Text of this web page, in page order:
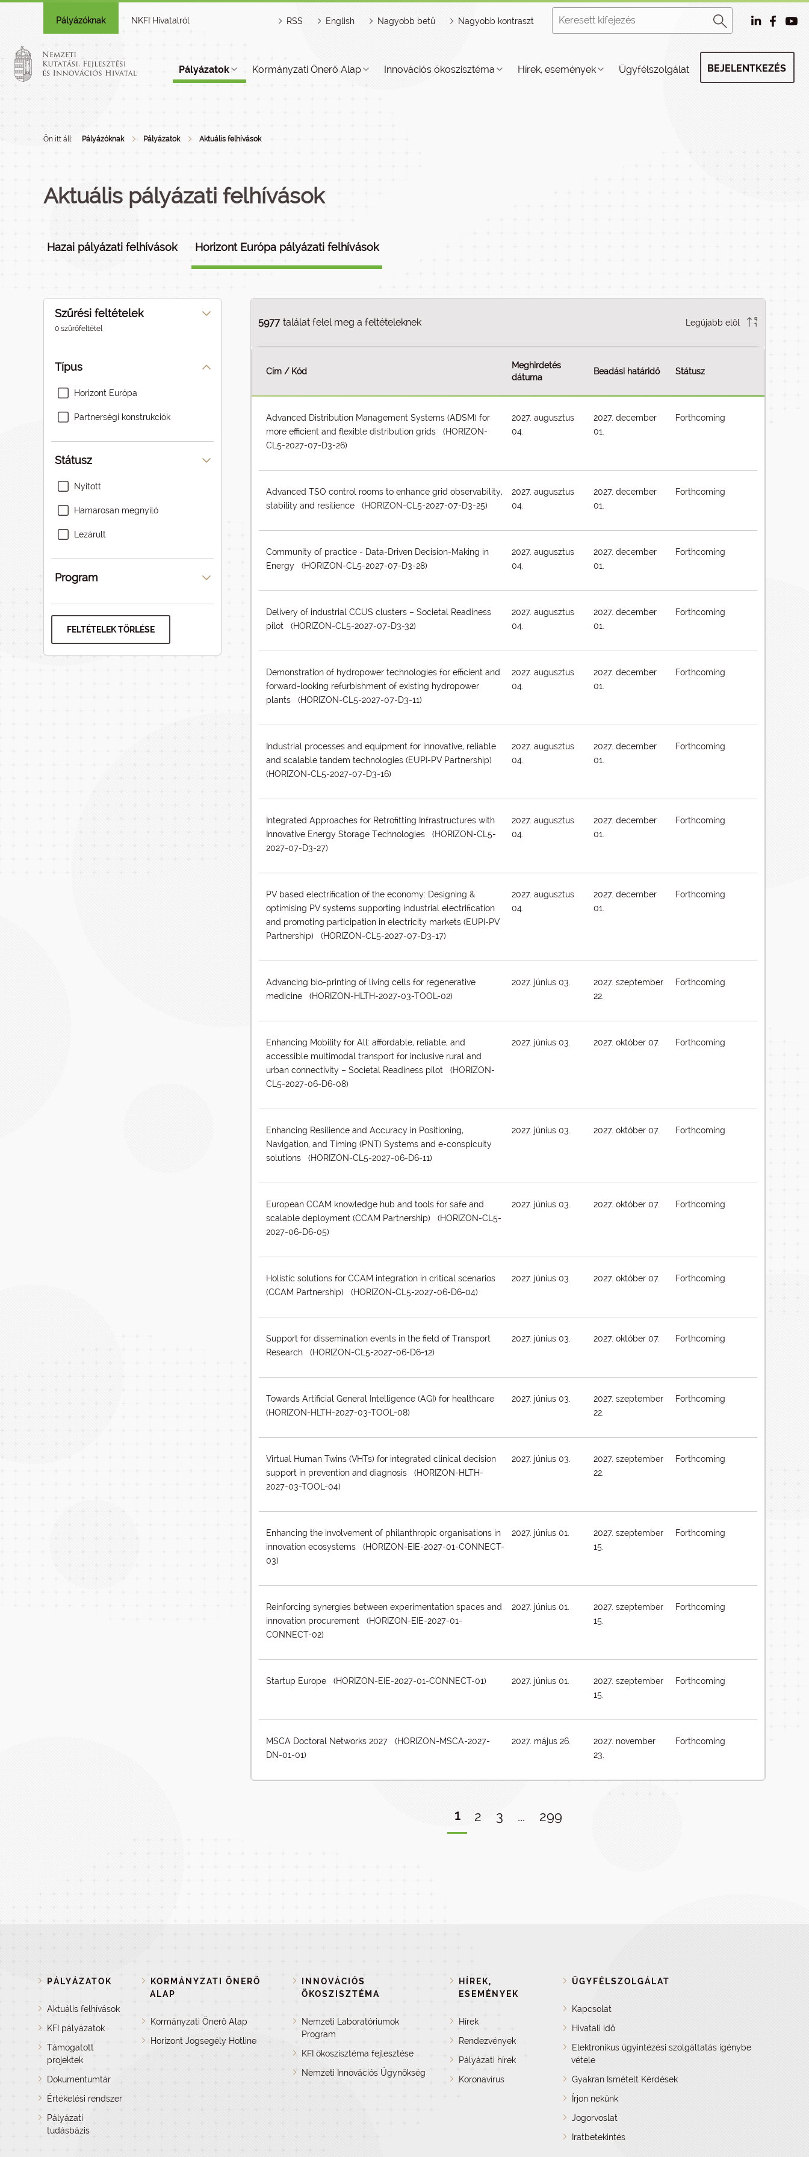
Pályázóknak NKFI Hivatalról RSS English Nagyobb betű Nagyobb kontraszt
Pályázatok Kormányzati Önerő Alap Innovációs ökoszisztéma Hírek, események Ügyfélszolgálat BEJELENTKEZÉS
Ön itt áll: Pályázóknak Pályázatok Aktuális felhívások
Aktuális pályázati felhívások
Hazai pályázati felhívások Horizont Európa pályázati felhívások
Szűrési feltételek
0 szűrőfeltétel
Típus
Horizont Európa
Partnerségi konstrukciók
Státusz
Nyitott
Hamarosan megnyíló
Lezárult
Program
FELTÉTELEK TÖRLÉSE
5977 találat felel meg a feltételeknek Legújabb elől
Cím / Kód
Meghirdetés
dátuma
Beadási határidő Státusz
Advanced Distribution Management Systems (ADSM) for
more efficient and flexible distribution grids (HORIZON-
CL5-2027-07-D3-26)
2027. augusztus
04.
2027. december
01.
Forthcoming
Advanced TSO control rooms to enhance grid observability,
stability and resilience (HORIZON-CL5-2027-07-D3-25)
2027. augusztus
04.
2027. december
01.
Forthcoming
Community of practice - Data-Driven Decision-Making in
Energy (HORIZON-CL5-2027-07-D3-28)
2027. augusztus
04.
2027. december
01.
Forthcoming
Delivery of industrial CCUS clusters – Societal Readiness
pilot (HORIZON-CL5-2027-07-D3-32)
2027. augusztus
04.
2027. december
01.
Forthcoming
Demonstration of hydropower technologies for efficient and
forward-looking refurbishment of existing hydropower
plants (HORIZON-CL5-2027-07-D3-11)
2027. augusztus
04.
2027. december
01.
Forthcoming
Industrial processes and equipment for innovative, reliable
and scalable tandem technologies (EUPI-PV Partnership)
(HORIZON-CL5-2027-07-D3-16)
2027. augusztus
04.
2027. december
01.
Forthcoming
Integrated Approaches for Retrofitting Infrastructures with
Innovative Energy Storage Technologies (HORIZON-CL5-
2027-07-D3-27)
2027. augusztus
04.
2027. december
01.
Forthcoming
PV based electrification of the economy: Designing &
optimising PV systems supporting industrial electrification
and promoting participation in electricity markets (EUPI-PV
Partnership) (HORIZON-CL5-2027-07-D3-17)
2027. augusztus
04.
2027. december
01.
Forthcoming
Advancing bio-printing of living cells for regenerative
medicine (HORIZON-HLTH-2027-03-TOOL-02)
2027. június 03.
2027. szeptember
22.
Forthcoming
Enhancing Mobility for All: affordable, reliable, and
accessible multimodal transport for inclusive rural and
urban connectivity – Societal Readiness pilot (HORIZON-
CL5-2027-06-D6-08)
2027. június 03. 2027. október 07. Forthcoming
Enhancing Resilience and Accuracy in Positioning,
Navigation, and Timing (PNT) Systems and e-conspicuity
solutions (HORIZON-CL5-2027-06-D6-11)
2027. június 03. 2027. október 07. Forthcoming
European CCAM knowledge hub and tools for safe and
scalable deployment (CCAM Partnership) (HORIZON-CL5-
2027-06-D6-05)
2027. június 03. 2027. október 07. Forthcoming
Holistic solutions for CCAM integration in critical scenarios
(CCAM Partnership) (HORIZON-CL5-2027-06-D6-04)
2027. június 03. 2027. október 07. Forthcoming
Support for dissemination events in the field of Transport
Research (HORIZON-CL5-2027-06-D6-12)
2027. június 03. 2027. október 07. Forthcoming
Towards Artificial General Intelligence (AGI) for healthcare
(HORIZON-HLTH-2027-03-TOOL-08)
2027. június 03.
2027. szeptember
22.
Forthcoming
Virtual Human Twins (VHTs) for integrated clinical decision
support in prevention and diagnosis (HORIZON-HLTH-
2027-03-TOOL-04)
2027. június 03.
2027. szeptember
22.
Forthcoming
Enhancing the involvement of philanthropic organisations in
innovation ecosystems (HORIZON-EIE-2027-01-CONNECT-
03)
2027. június 01.
2027. szeptember
15.
Forthcoming
Reinforcing synergies between experimentation spaces and
innovation procurement (HORIZON-EIE-2027-01-
CONNECT-02)
2027. június 01.
2027. szeptember
15.
Forthcoming
Startup Europe (HORIZON-EIE-2027-01-CONNECT-01) 2027. június 01.
2027. szeptember
15.
Forthcoming
MSCA Doctoral Networks 2027 (HORIZON-MSCA-2027-
DN-01-01)
2027. május 26.
2027. november
23.
Forthcoming
1 2 3 ... 299
PÁLYÁZATOK
Aktuális felhívások
KFI pályázatok
Támogatott
projektek
Dokumentumtár
Értékelési rendszer
Pályázati
tudásbázis
KORMÁNYZATI ÖNERŐ
ALAP
Kormányzati Önerő Alap
Horizont Jogsegély Hotline
INNOVÁCIÓS
ÖKOSZISZTÉMA
Nemzeti Laboratóriumok
Program
KFI ökoszisztéma fejlesztése
Nemzeti Innovációs Ügynökség
HÍREK,
ESEMÉNYEK
Hírek
Rendezvények
Pályázati hírek
Koronavírus
ÜGYFÉLSZOLGÁLAT
Kapcsolat
Hivatali idő
Elektronikus ügyintézési szolgáltatás igénybe
vétele
Gyakran Ismételt Kérdések
Írjon nekünk
Jogorvoslat
Iratbetekintés